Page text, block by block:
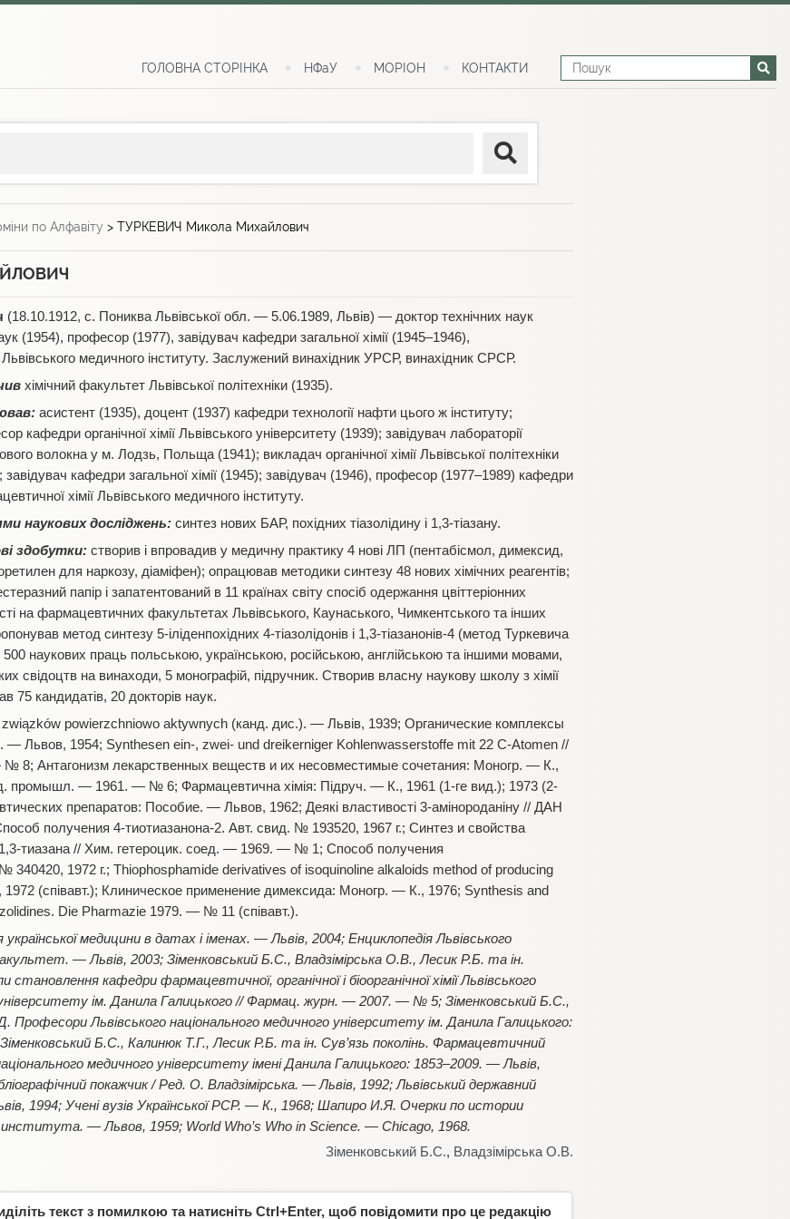
ГОЛОВНА СТОРІНКА НФаУ МОРІОН КОНТАКТИ
по Алфавіту > ТУРКЕВИЧ Микола Михайлович
(18.10.1912, с. Пониква Львівської обл. — 5.06.1989, Львів) — доктор технічних наук
(1954), професор (1977), завідувач кафедри загальної хімії (1945–1946),
медичного інституту. Заслужений винахідник УРСР, винахідник СРСР.
хімічний факультет Львівської політехніки (1935).
асистент (1935), доцент (1937) кафедри технології нафти цього ж інституту;
кафедри органічної хімії Львівського університету (1939); завідувач лабораторії
волокна у м. Лодзь, Польща (1941); викладач органічної хімії Львівської політехніки
завідувач кафедри загальної хімії (1945); завідувач (1946), професор (1977–1989) кафедри
хімії Львівського медичного інституту.
наукових досліджень: синтез нових БАР, похідних тіазолідину і 1,3-тіазану.
здобутки: створив і впровадив у медичну практику 4 нові ЛП (пентабісмол, димексид,
для наркозу, діаміфен); опрацював методики синтезу 48 нових хімічних реагентів;
папір і запатентований в 11 країнах світу спосіб одержання цвіттеріонних
на фармацевтичних факультетах Львівського, Каунаського, Чимкентського та інших
метод синтезу 5-іліденпохідних 4-тіазолідонів і 1,3-тіазанонів-4 (метод Туркевича
наукових праць польською, українською, російською, англійською та іншими мовами,
свідоцтв на винаходи, 5 монографій, підручник. Створив власну наукову школу з хімії
75 кандидатів, 20 докторів наук.
powierzchniowo aktywnych (канд. дис.). — Львів, 1939; Органические комплексы
— Львов, 1954; Synthesen ein-, zwei- und dreikerniger Kohlenwasserstoffe mit 22 C-Atomen //
8; Антагонизм лекарственных веществ и их несовместимые сочетания: Моногр. — К.,
промышл. — 1961. — № 6; Фармацевтична хімія: Підруч. — К., 1961 (1-ге вид.); 1973 (2-
препаратов: Пособие. — Львов, 1962; Деякі властивості 3-амінороданіну // ДАН
получения 4-тиотиазанона-2. Авт. свид. № 193520, 1967 г.; Синтез и свойства
тиазана // Хим. гетероцик. соед. — 1969. — № 1; Способ получения
1972 г.; Thiophosphamide derivatives of isoquinoline alkaloids method of producing
(співавт.); Клиническое применение димексида: Моногр. — К., 1976; Synthesis and
Die Pharmazie 1979. — № 11 (співавт.).
української медицини в датах і іменах. — Львів, 2004; Енциклопедія Львівського
— Львів, 2003; Зіменковський Б.С., Владзімірська О.В., Лесик Р.Б. та ін.
становлення кафедри фармацевтичної, органічної і біоорганічної хімії Львівського
університету ім. Данила Галицького // Фармац. журн. — 2007. — № 5; Зіменковський Б.С.,
Професори Львівського національного медичного університету ім. Данила Галицького:
Б.С., Калинюк Т.Г., Лесик Р.Б. та ін. Сув’язь поколінь. Фармацевтичний
медичного університету імені Данила Галицького: 1853–2009. — Львів,
покажчик / Ред. О. Владзімірська. — Львів, 1992; Львівський державний
1994; Учені вузів Української РСР. — К., 1968; Шапиро И.Я. Очерки по истории
института. — Львов, 1959; World Who’s Who in Science. — Chicago, 1968.
Зіменковський Б.С., Владзімірська О.В.
текст з помилкою та натисніть Ctrl+Enter, щоб повідомити про це редакцію